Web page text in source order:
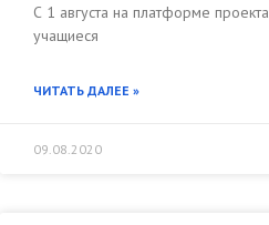
С 1 августа на платформе
учащиеся
ЧИТАТЬ ДАЛЕЕ »
09.08.2020